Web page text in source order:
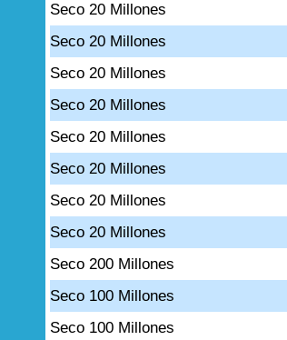
Seco 20 Millones
Seco 20 Millones
Seco 20 Millones
Seco 20 Millones
Seco 20 Millones
Seco 20 Millones
Seco 20 Millones
Seco 20 Millones
Seco 200 Millones
Seco 100 Millones
Seco 100 Millones